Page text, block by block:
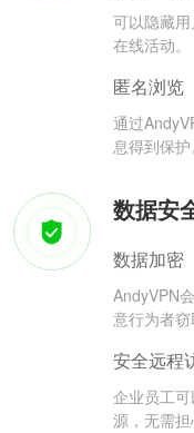
可以隐藏
在线活动。
匿名浏览
通过
息得到保护
数据安
数据加密
AndyVPN
意行为者窃
安全远程
企业员工
源，无需担